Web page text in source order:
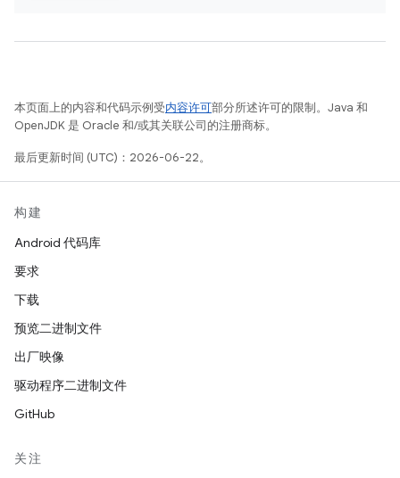
本页面上的内容和代码示例受内容许可部分所述许可的限制。Java 和
OpenJDK 是 Oracle 和/或其关联公司的注册商标。
最后更新时间 (UTC)：2026-06-22。
构建
Android 代码库
要求
下载
预览二进制文件
出厂映像
驱动程序二进制文件
GitHub
关注